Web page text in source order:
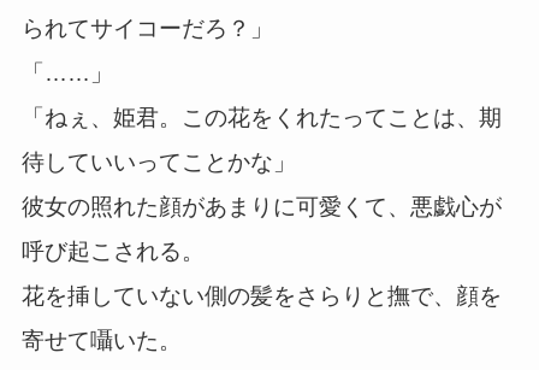
られてサイコーだろ？」
「……」
「ねぇ、姫君。この花をくれたってことは、期
待していいってことかな」
彼女の照れた顔があまりに可愛くて、悪戯心が
呼び起こされる。
花を挿していない側の髪をさらりと撫で、顔を
寄せて囁いた。